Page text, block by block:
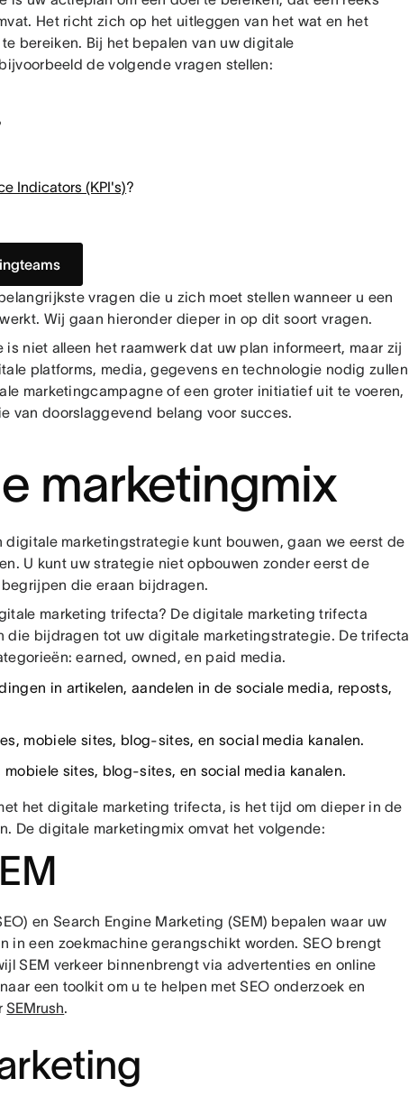
Het richt zich op het uitleggen van het wat en het
bereiken. Bij het bepalen van uw digitale
de volgende vragen stellen:
Indicators (KPI's)?
vragen die u zich moet stellen wanneer u een
Wij gaan hieronder dieper in op dit soort vragen.
niet alleen het raamwerk dat uw plan informeert, maar zij
platforms, media, gegevens en technologie nodig zullen
marketingcampagne of een groter initiatief uit te voeren,
van doorslaggevend belang voor succes.
marketingmix
digitale marketingstrategie kunt bouwen, gaan we eerst de
U kunt uw strategie niet opbouwen zonder eerst de
die eraan bijdragen.
marketing trifecta? De digitale marketing trifecta
die bijdragen tot uw digitale marketingstrategie. De trifecta
earned, owned, en paid media.
in artikelen, aandelen in de sociale media, reposts,
mobiele sites, blog-sites, en social media kanalen.
mobiele sites, blog-sites, en social media kanalen.
het digitale marketing trifecta, is het tijd om dieper in de
De digitale marketingmix omvat het volgende:
en Search Engine Marketing (SEM) bepalen waar uw
in een zoekmachine gerangschikt worden. SEO brengt
SEM verkeer binnenbrengt via advertenties en online
een toolkit om u te helpen met SEO onderzoek en
SEMrush.